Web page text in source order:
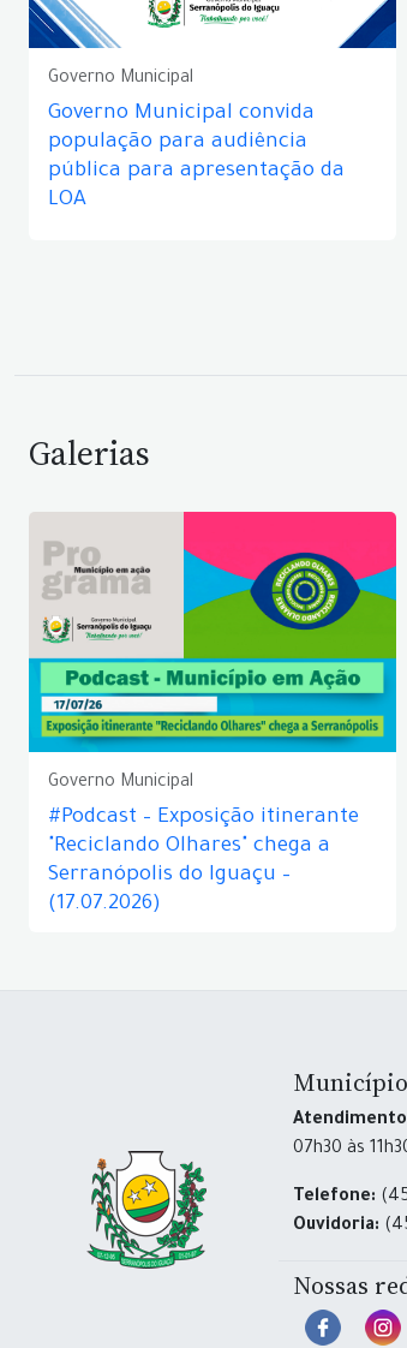
Governo Municipal
Governo Municipal convida
população para audiência
pública para apresentação da
LOA
Galerias
Governo Municipal
#Podcast – Exposição itinerante
"Reciclando Olhares" chega a
Serranópolis do Iguaçu –
(17.07.2026)
07h30 às
Telefone:
Ouvidoria:
Nossas